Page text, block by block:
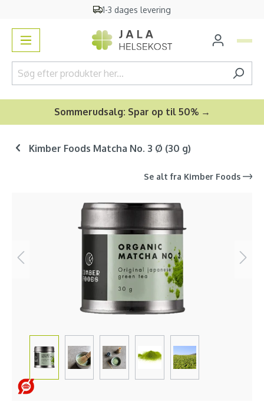
1-3 dages levering
Sommerudsalg: Spar op til 50% →
Kimber Foods Matcha No. 3 Ø (30 g)
Se alt fra Kimber Foods
Spring over billedgalleri